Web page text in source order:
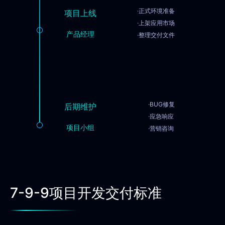
项目上线
产品经理
·正式环境准备
·上架应用市场
·整理交付文件
后期维护
项目小组
·BUG修复
·应急响应
·营销咨询
7-9-9项目开发交付标准